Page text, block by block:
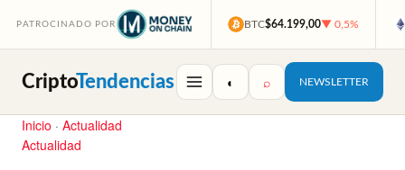
PATROCINADO POR BTC$64.199,00▼ 0,5%
CriptoTendencias ◐ ⌕ NEWSLETTER
Inicio · Actualidad
Actualidad